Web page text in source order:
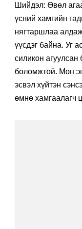
Шийдэл: Өвөл
үсний хамгийн
нягтаршлаа
үүсдэг байна. Уг
силикон агуулсан
боломжтой. Мөн
эсвэл хүйтэн
өмнө хамгаалагч